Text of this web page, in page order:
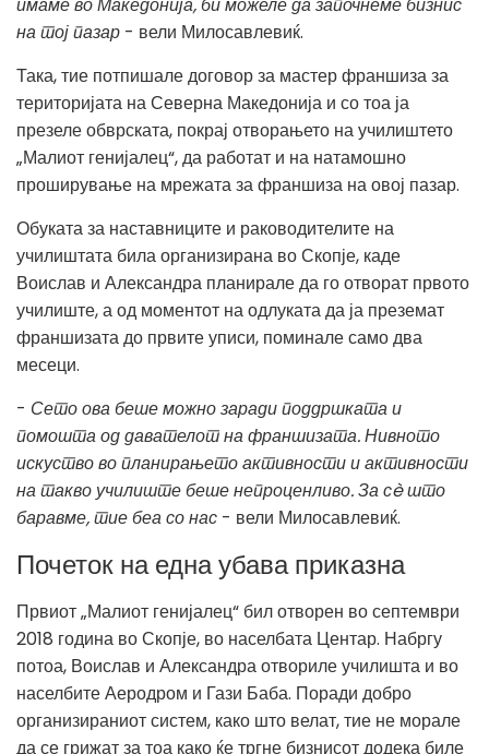
на тој пазар - вели Милосавлевиќ.
Така, тие потпишале договор за мастер франшиза за
територијата на Северна Македонија и со тоа ја
презеле обврската, покрај отворањето на училиштето
„Малиот генијалец“, да работат и на натамошно
проширување на мрежата за франшиза на овој пазар.
Обуката за наставниците и раководителите на
училиштата била организирана во Скопје, каде
Воислав и Александра планирале да го отворат првото
училиште, а од моментот на одлуката да ја преземат
франшизата до првите уписи, поминале само два
месеци.
- Сето ова беше можно заради поддршката и
помошта од давателот на франшизата. Нивното
искуство во планирањето активности и активности
на такво училиште беше непроценливо. За сè што
баравме, тие беа со нас - вели Милосавлевиќ.
Почеток на една убава приказна
Првиот „Малиот генијалец“ бил отворен во септември
2018 година во Скопје, во населбата Центар. Набргу
потоа, Воислав и Александра отвориле училишта и во
населбите Аеродром и Гази Баба. Поради добро
организираниот систем, како што велат, тие не морале
да се грижат за тоа како ќе тргне бизнисот додека биле